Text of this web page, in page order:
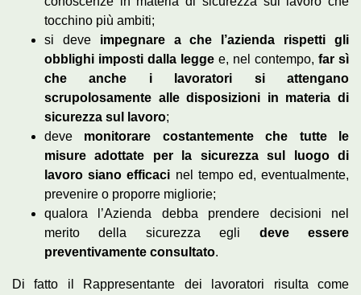
tocchino più ambiti;
si deve impegnare a che l’azienda rispetti gli
obblighi imposti dalla legge e, nel contempo, far sì
che anche i lavoratori si attengano
scrupolosamente alle disposizioni in materia di
sicurezza sul lavoro;
deve monitorare costantemente che tutte le
misure adottate per la sicurezza sul luogo di
lavoro siano efficaci nel tempo ed, eventualmente,
prevenire o proporre migliorie;
qualora l’Azienda debba prendere decisioni nel
merito della sicurezza egli deve essere
preventivamente consultato.
Di fatto il Rappresentante dei lavoratori risulta come